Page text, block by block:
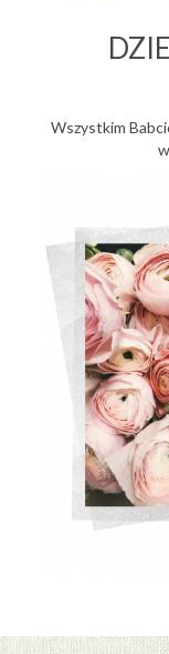
Wszystkim